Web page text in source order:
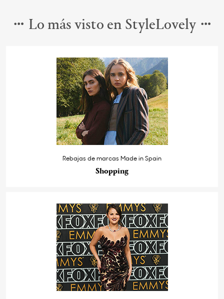
Lo más visto en StyleLovely
Rebajas de marcas Made in Spain
Shopping